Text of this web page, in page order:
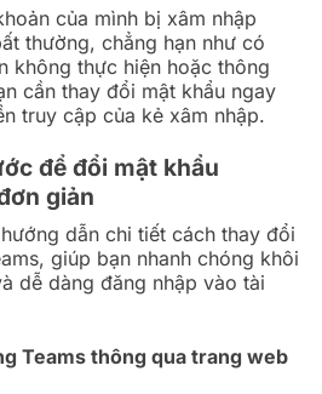
của mình bị xâm nhập
thường, chẳng hạn như có
không thực hiện hoặc thông
cần thay đổi mật khẩu ngay
truy cập của kẻ xâm nhập.
để đổi mật khẩu
giản
dẫn chi tiết cách thay đổi
giúp bạn nhanh chóng khôi
dễ dàng đăng nhập vào tài
Teams thông qua trang web